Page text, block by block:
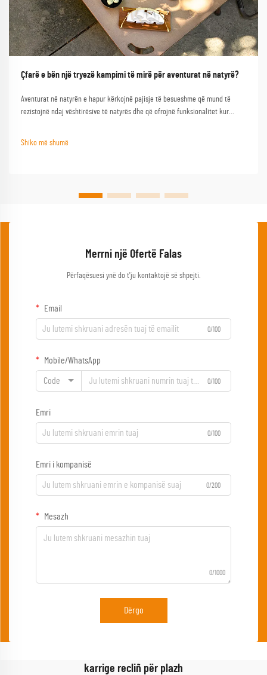
Çfarë e bën një tryezë kampimi të mirë për aventurat në natyrë?
Aventurat në natyrën e hapur kërkojnë pajisje të besueshme që mund të
rezistojnë ndaj vështirësive të natyrës dhe që ofrojnë funksionalitet kur
Shiko më shumë
Merrni një Ofertë Falas
Përfaqësuesi ynë do t'ju kontaktojë së shpejti.
Email
0/100
Mobile/WhatsApp
Code 0/100
Emri
0/100
Emri i kompanisë
0/200
Mesazh
0/1000
Dërgo
karrige recliñ për plazh